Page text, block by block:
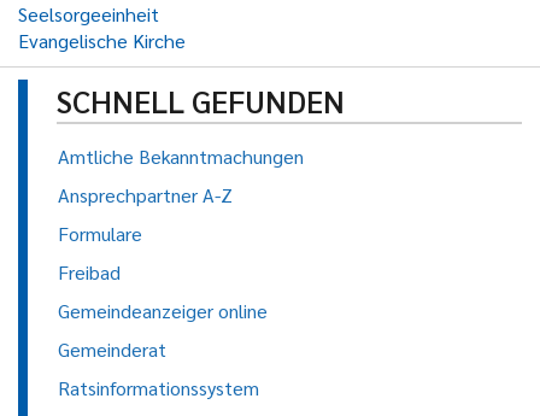
Seelsorgeeinheit
Evangelische Kirche
SCHNELL GEFUNDEN
Amtliche Bekanntmachungen
Ansprechpartner A-Z
Formulare
Freibad
Gemeindeanzeiger online
Gemeinderat
Ratsinformationssystem